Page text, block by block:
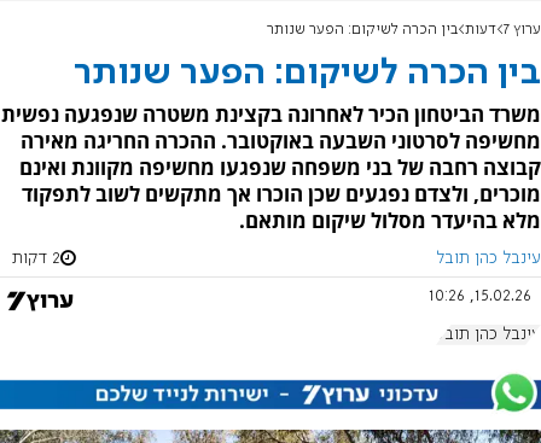
ערוץ 7 דעות בין הכרה לשיקום: הפער שנותר
בין הכרה לשיקום: הפער שנותר
משרד הביטחון הכיר לאחרונה בקצינת משטרה שנפגעה נפשית
מחשיפה לסרטוני השבעה באוקטובר. ההכרה החריגה מאירה
קבוצה רחבה של בני משפחה שנפגעו מחשיפה מקוונת ואינם
מוכרים, ולצדם נפגעים שכן הוכרו אך מתקשים לשוב לתפקוד
מלא בהיעדר מסלול שיקום מותאם.
עינבל כהן תובל 2 דקות
15.02.26, 10:26
עינבל כהן תובל